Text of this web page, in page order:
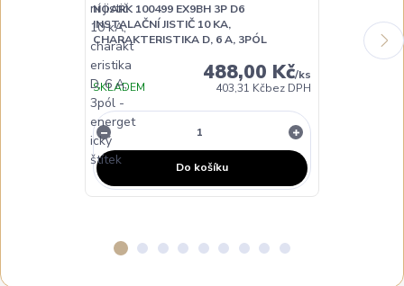
NOARK 100499 EX9BH 3P D6
INSTALAČNÍ JISTIČ 10 KA,
CHARAKTERISTIKA D, 6 A, 3PÓL
488,00 Kč/ks
403,31 Kčbez DPH
SKLADEM
Do košíku
INSTALAČNÍ